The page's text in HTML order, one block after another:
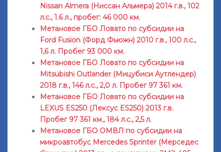
Nissan Almera (Ниссан Альмера) 2014 г.в., 102
л.с., 1.6 л., пробег: 46 000 км.
Метановое ГБО Ловато по субсидии на
Ford Fusion (Форд Фьюжн) 2010 г.в., 100 л.с.,
1,6 л. Пробег 93 000 км.
Метановое ГБО Ловато по субсидии на
Mitsubishi Outlander (Мицубиси Аутлендер)
2018 г.в., 146 л.с., 2,0 л. Пробег 97 361 км.
Метановое ГБО Ловато по субсидии на
LEXUS ES250 (Лексус ES250) 2013 г.в.
Пробег 97 361 км., 184 л.с., 2,5 л.
Метановое ГБО ОМВЛ по субсидии на
микроавтобус Mercedes Sprinter (Мерседес